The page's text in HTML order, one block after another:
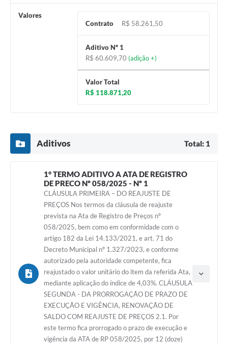
Valores
Contrato
R$ 58.261,50
Aditivo Nº 1
R$ 60.609,70 (adição +)
Valor Total
R$ 118.871,20
Aditivos Total: 1
1° TERMO ADITIVO A ATA DE REGISTRO
DE PRECO Nº 058/2025 - Nº 1
CLÁUSULA PRIMEIRA – DO REAJUSTE DE
PREÇOS Nos termos da cláusula de reajuste
prevista na Ata de Registro de Preços nº
058/2025, bem como em conformidade com o
artigo 182 da Lei 14.133/2021, e art. 71 do
Decreto Municipal nº 1.327/2023, e conforme
autorizado pela autoridade competente, fica
reajustado o valor unitário do item da referida Ata,
mediante aplicação do índice de 4,03%. CLÁUSULA
SEGUNDA - DA PRORROGAÇÃO DE PRAZO DE
EXECUÇÃO E VIGÊNCIA, RENOVAÇÃO DE
SALDO COM REAJUSTE DE PREÇOS 2.1. Por
este termo fica prorrogado o prazo de execução e
vigência da ATA de RP 058/2025, por 12 (doze)